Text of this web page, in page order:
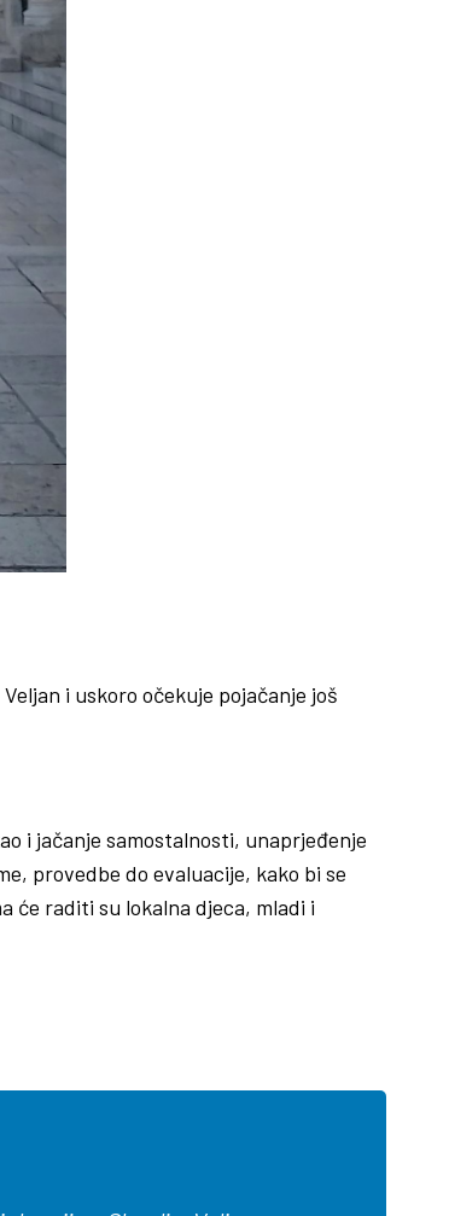
i uskoro očekuje pojačanje još
i jačanje samostalnosti, unaprjeđenje
provedbe do evaluacije, kako bi se
će raditi su lokalna djeca, mladi i